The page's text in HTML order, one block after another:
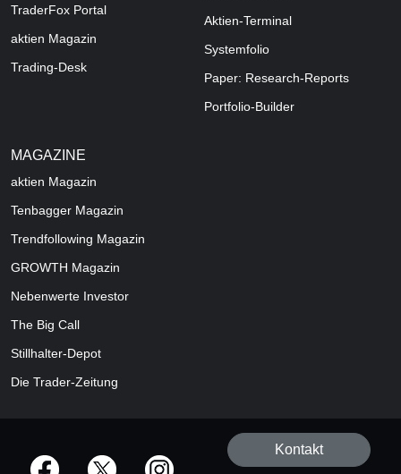
TraderFox Portal
aktien Magazin
Trading-Desk
Aktien-Terminal
Systemfolio
Paper: Research-Reports
Portfolio-Builder
MAGAZINE
aktien Magazin
Tenbagger Magazin
Trendfollowing Magazin
GROWTH Magazin
Nebenwerte Investor
The Big Call
Stillhalter-Depot
Die Trader-Zeitung
offizielle Social Media-Accounts
Kontakt